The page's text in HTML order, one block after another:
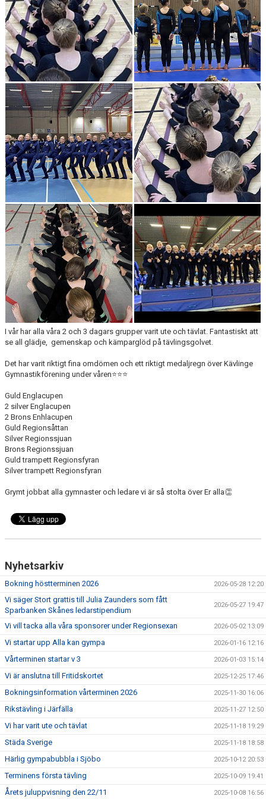
GDPR
KONTAKT
I vår har alla våra 2 och 3 dagars grupper varit ute och tävlat. Fantastiskt att
se all glädje, gemenskap och kämparglöd på tävlingsgolvet.
Det har varit riktigt fina omdömen och ett riktigt medaljregn över Kävlinge
Gymnastikförening under våren⭐️⭐️⭐️
Guld Englacupen
2 silver Englacupen
2 Brons Enhlacupen
Guld Regionsåttan
Silver Regionssjuan
Brons Regionssjuan
Guld trampett Regionsfyran
Silver trampett Regionsfyran
Grymt jobbat alla gymnaster och ledare vi är så stolta över Er alla👏
Nyhetsarkiv
Bokning höstterminen 2026 2026-05-28 12:20
Vi säger Stort grattis till Julia Zaunders som fått
Sparbanken Skånes ledarstipendium
2026-05-27 19:47
Vi vill tacka alla våra sponsorer under Regionsexan 2026-05-02 13:09
Vi startar upp Alla kan gympa 2026-01-16 12:16
Vårterminen startar v 3 2026-01-03 15:14
Vi är anslutna till Fritidskortet 2025-12-25 17:46
Bokningsinformation vårterminen 2026 2025-11-30 16:06
Rikstävling i Järfälla 2025-11-27 12:50
Vi har varit ute och tävlat 2025-11-18 19:29
Städa Sverige 2025-11-18 18:58
Härlig gympabubbla i Sjöbo 2025-10-12 20:53
Terminens första tävling 2025-10-09 19:41
Årets juluppvisning den 22/11 2025-10-08 16:56